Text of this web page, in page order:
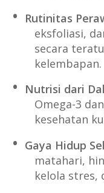
Rutinitas
eksfoliasi,
secara
kelembapan.
Nutrisi dari
Omega-3
kesehatan
Gaya Hidup
matahari,
kelola stres,